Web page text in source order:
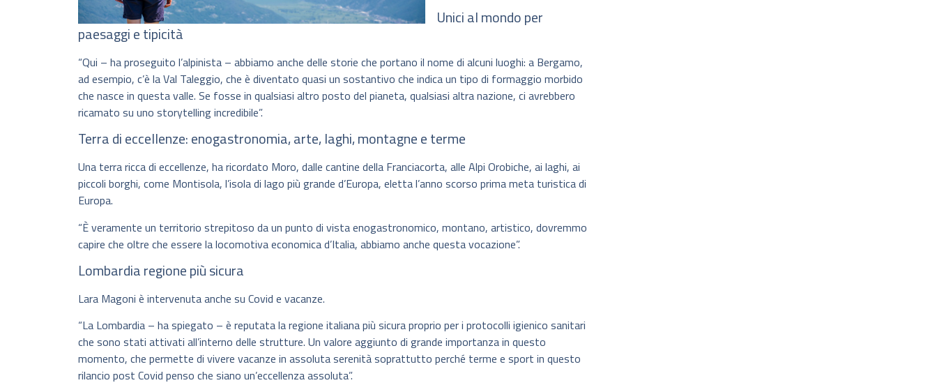
Unici al mondo per
paesaggi e tipicità
“Qui – ha proseguito l’alpinista – abbiamo anche delle storie che portano il nome di alcuni luoghi: a Bergamo,
ad esempio, c’è la Val Taleggio, che è diventato quasi un sostantivo che indica un tipo di formaggio morbido
che nasce in questa valle. Se fosse in qualsiasi altro posto del pianeta, qualsiasi altra nazione, ci avrebbero
ricamato su uno storytelling incredibile”.
Terra di eccellenze: enogastronomia, arte, laghi, montagne e terme
Una terra ricca di eccellenze, ha ricordato Moro, dalle cantine della Franciacorta, alle Alpi Orobiche, ai laghi, ai
piccoli borghi, come Montisola, l’isola di lago più grande d’Europa, eletta l’anno scorso prima meta turistica di
Europa.
“È veramente un territorio strepitoso da un punto di vista enogastronomico, montano, artistico, dovremmo
capire che oltre che essere la locomotiva economica d’Italia, abbiamo anche questa vocazione”.
Lombardia regione più sicura
Lara Magoni è intervenuta anche su Covid e vacanze.
“La Lombardia – ha spiegato – è reputata la regione italiana più sicura proprio per i protocolli igienico sanitari
che sono stati attivati all’interno delle strutture. Un valore aggiunto di grande importanza in questo
momento, che permette di vivere vacanze in assoluta serenità soprattutto perché terme e sport in questo
rilancio post Covid penso che siano un’eccellenza assoluta”.